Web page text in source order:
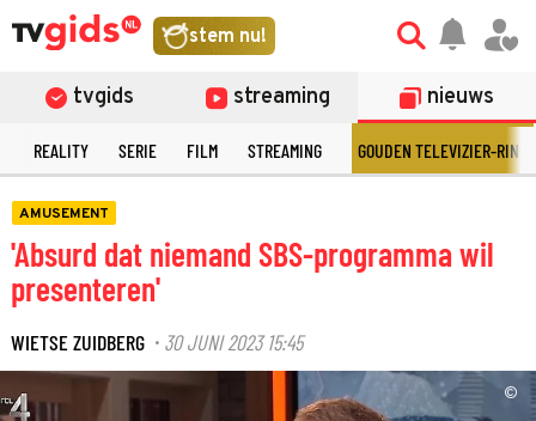
stem nu!
tvgids streaming nieuws
REALITY SERIE FILM STREAMING GOUDEN TELEVIZIER-RING
AMUSEMENT
'Absurd dat niemand SBS-programma wil
presenteren'
WIETSE ZUIDBERG · 30 JUNI 2023 15:45
©